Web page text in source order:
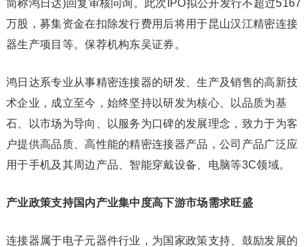
简称鸿日达)回复审核问询。此次IPO拟公开发行不超过5167
万股，募集资金在扣除发行费用后将用于昆山汉江精密连接
器生产项目等。保荐机构东吴证券。
鸿日达系专业从事精密连接器的研发、生产及销售的高新技
术企业，成立至今，始终坚持以研发为核心、以品质为基
石、以市场为导向、以服务为口碑的发展理念，致力于为客
户提供高品质、高性能的精密连接器产品，公司产品广泛应
用于手机及其周边产品、智能穿戴设备、电脑等3C领域。
产业政策支持国内产业集中度高下游市场需求旺盛
连接器属于电子元器件行业，为国家政策支持、鼓励发展的